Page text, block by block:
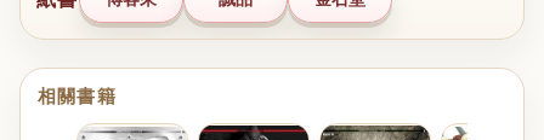
相關書籍